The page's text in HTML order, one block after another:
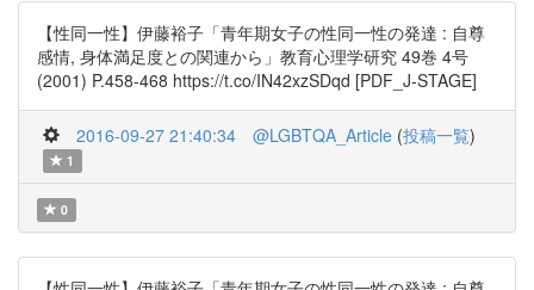
【性同一性】伊藤裕子「青年期女子の性同一性の発達 : 自尊
感情, 身体満足度との関連から」教育心理学研究 49巻 4号
(2001) P.458-468 https://t.co/IN42xzSDqd [PDF_J-STAGE]
2016-09-27 21:40:34 @LGBTQA_Article (投稿一覧)
1
0